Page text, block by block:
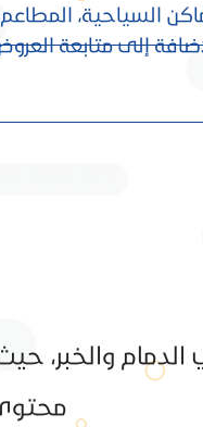
السياحية،
إلى متابعة
الدمام